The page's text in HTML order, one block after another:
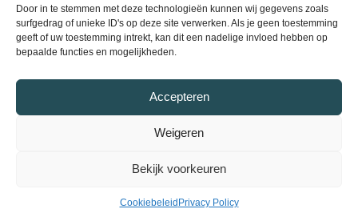
Door in te stemmen met deze technologieën kunnen wij gegevens zoals
surfgedrag of unieke ID's op deze site verwerken. Als je geen toestemming
geeft of uw toestemming intrekt, kan dit een nadelige invloed hebben op
bepaalde functies en mogelijkheden.
Accepteren
Weigeren
Bekijk voorkeuren
CookiebeleidPrivacy Policy
notariskosten voor de hypotheekakte (als u een hypotheek
afsluit).
U kunt ze meestal niet meefinancieren in uw hypotheek.
Hoeveel procent bedraagt
De kosten koper bestaan uit een paar onderdelen, waarvan